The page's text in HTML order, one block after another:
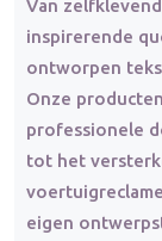
Van
inspirerende
ontworpen
Onze
professionele
tot het
eigen